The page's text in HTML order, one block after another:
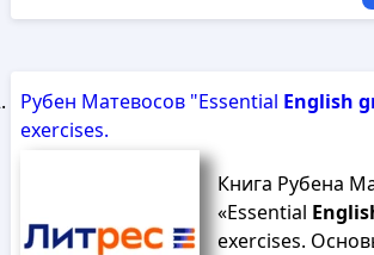
Рубен Матевосов "Essential English
exercises.
Книга Рубена
«Essential
exercises.